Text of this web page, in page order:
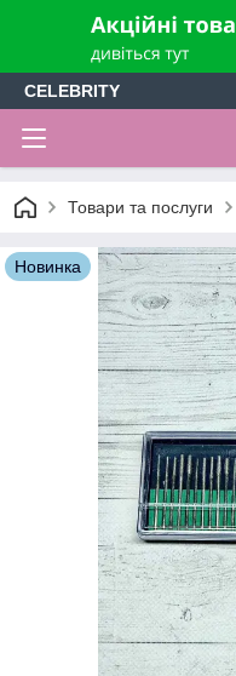
CELEBRITY
Товари та послуги
Новинка